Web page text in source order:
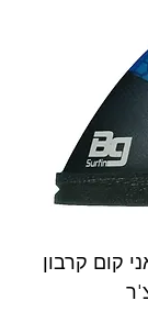
קום קרבון